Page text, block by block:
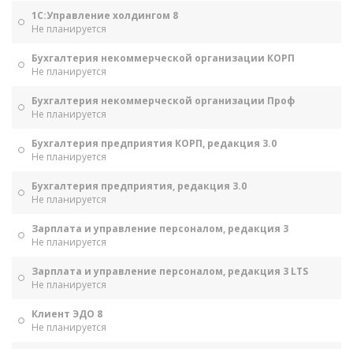
1С:Управление холдингом 8
Не планируется
Бухгалтерия некоммерческой организации КОРП
Не планируется
Бухгалтерия некоммерческой организации Проф
Не планируется
Бухгалтерия предприятия КОРП, редакция 3.0
Не планируется
Бухгалтерия предприятия, редакция 3.0
Не планируется
Зарплата и управление персоналом, редакция 3
Не планируется
Зарплата и управление персоналом, редакция 3 LTS
Не планируется
Клиент ЭДО 8
Не планируется